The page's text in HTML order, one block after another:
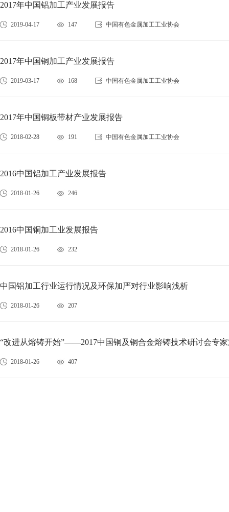
2017年中国铝加工产业发展报告
2019-04-17 147 中国有色金属加工工业协会
2017年中国铜加工产业发展报告
2019-03-17 168 中国有色金属加工工业协会
2017年中国铜板带材产业发展报告
2018-02-28 191 中国有色金属加工工业协会
2016中国铝加工产业发展报告
2018-01-26 246
2016中国铜加工业发展报告
2018-01-26 232
中国铝加工行业运行情况及环保加严对行业影响浅析
2018-01-26 207
“改进从熔铸开始”——2017中国铜及铜合金熔铸技术研讨会专
2018-01-26 407